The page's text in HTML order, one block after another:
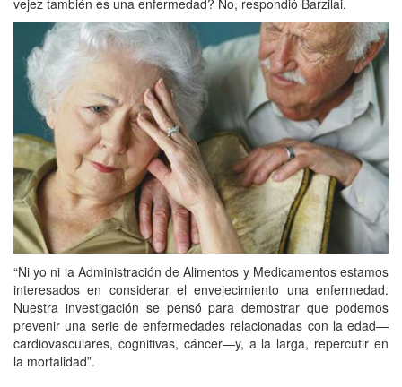
“Ni yo ni la Administración de Alimentos y Medicamentos estamos
interesados en considerar el envejecimiento una enfermedad.
Nuestra investigación se pensó para demostrar que podemos
prevenir una serie de enfermedades relacionadas con la edad—
cardiovasculares, cognitivas, cáncer—y, a la larga, repercutir en
la mortalidad”.